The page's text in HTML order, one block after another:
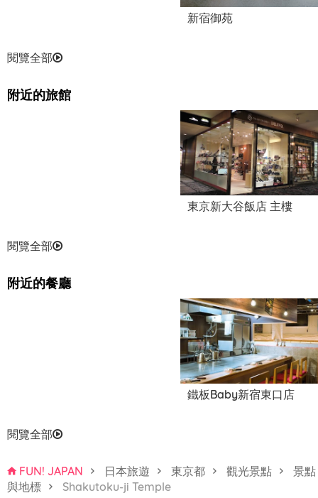
新宿御苑
閱覽全部
附近的旅館
東京新大谷飯店 主樓
閱覽全部
附近的餐廳
鐵板Baby新宿東口店
閱覽全部
FUN! JAPAN 日本旅遊 東京都 觀光景點
景點
與地標
Shakutoku-ji Temple